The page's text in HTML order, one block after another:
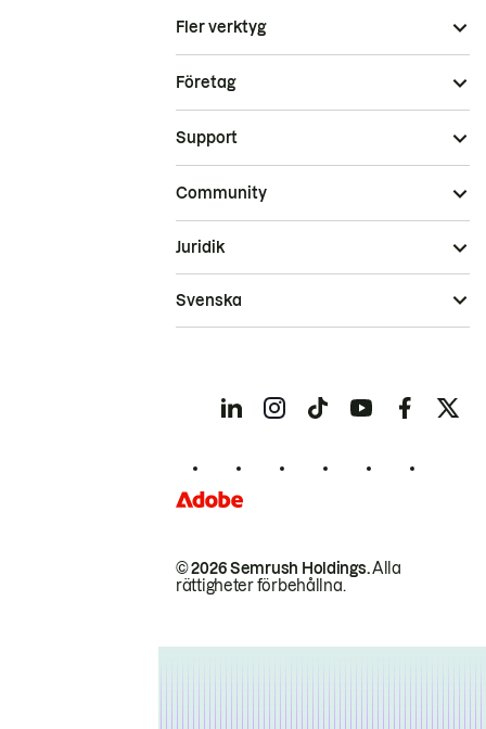
Fler verktyg
Företag
Support
Community
© 2026 Semrush Holdings.Alla
rättigheter förbehållna.
Juridik
Svenska